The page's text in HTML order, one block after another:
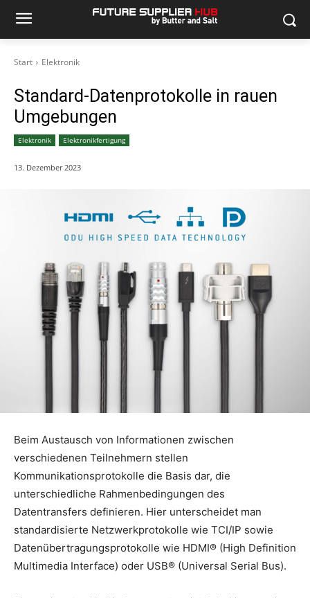
Start Elektronik
Standard-Datenprotokolle in rauen
Umgebungen
Elektronik Elektronikfertigung
13. Dezember 2023
Beim Austausch von Informationen zwischen
verschiedenen Teilnehmern stellen
Kommunikationsprotokolle die Basis dar, die
unterschiedliche Rahmenbedingungen des
Datentransfers definieren. Hier unterscheidet man
standardisierte Netzwerkprotokolle wie TCI/IP sowie
Datenübertragungsprotokolle wie HDMI® (High Definition
Multimedia Interface) oder USB® (Universal Serial Bus).